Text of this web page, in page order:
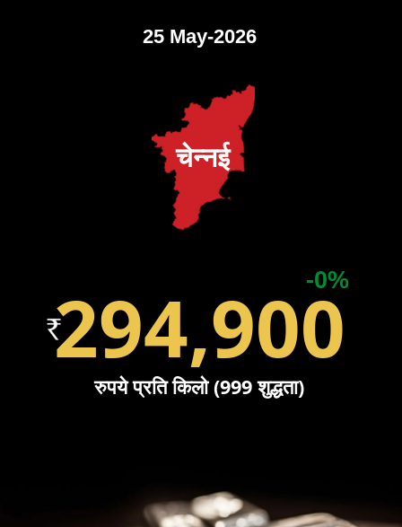
-0%
294,900
25 May-2026
रुपये प्रति किलो (999 शुद्धता)
चेन्नई